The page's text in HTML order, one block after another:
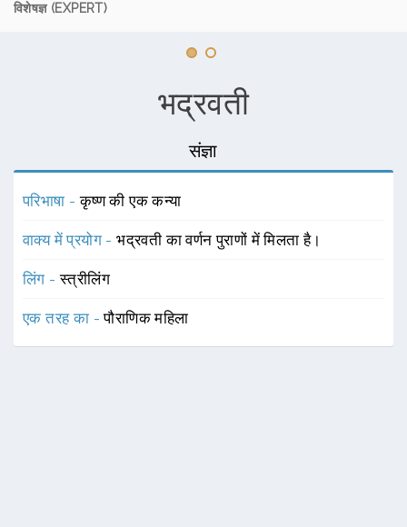
विशेषज्ञ (EXPERT)
भद्रवती
संज्ञा
परिभाषा -कृष्ण की एक कन्या
वाक्य में प्रयोग -भद्रवती का वर्णन पुराणों में मिलता है।
लिंग -स्त्रीलिंग
एक तरह का -पौराणिक महिला